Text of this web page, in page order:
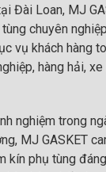
Đài Loan, MJ
chuyên
vụ khách hàng
hàng hải,
nghiệm trong
MJ GASKET
kín phụ tùng